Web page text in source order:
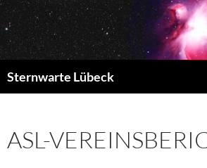
Zum
Inhalt
springen
Sternwarte Lübeck
ASL-